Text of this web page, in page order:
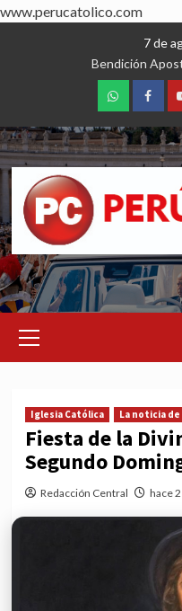
www.perucatolico.com
7 de
Bendición
WhatsApp
Menu
Iglesia Católica La noticia de
Fiesta de la
Segundo
Redacción Central hace